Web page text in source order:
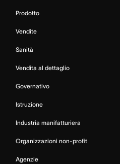
Prodotto
Vendite
Sanità
Vendita al dettaglio
Governativo
Istruzione
Industria manifatturiera
Organizzazioni non-profit
Agenzie